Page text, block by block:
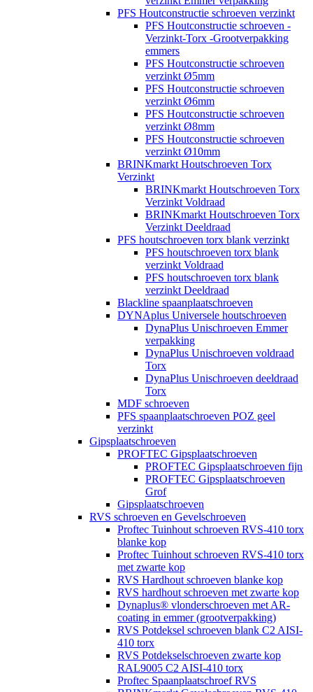
PFS Houtconstructie schroeven verzinkt
PFS Houtconstructie schroeven -
Verzinkt-Torx -Grootverpakking
emmers
PFS Houtconstructie schroeven
verzinkt Ø5mm
PFS Houtconstructie schroeven
verzinkt Ø6mm
PFS Houtconstructie schroeven
verzinkt Ø8mm
PFS Houtconstructie schroeven
verzinkt Ø10mm
BRINKmarkt Houtschroeven Torx
Verzinkt
BRINKmarkt Houtschroeven Torx
Verzinkt Voldraad
BRINKmarkt Houtschroeven Torx
Verzinkt Deeldraad
PFS houtschroeven torx blank verzinkt
PFS houtschroeven torx blank
verzinkt Voldraad
PFS houtschroeven torx blank
verzinkt Deeldraad
Blackline spaanplaatschroeven
DYNAplus Universele houtschroeven
DynaPlus Unischroeven Emmer
verpakking
DynaPlus Unischroeven voldraad
Torx
DynaPlus Unischroeven deeldraad
Torx
MDF schroeven
PFS spaanplaatschroeven POZ geel
verzinkt
Gipsplaatschroeven
PROFTEC Gipsplaatschroeven
PROFTEC Gipsplaatschroeven fijn
PROFTEC Gipsplaatschroeven
Grof
Gipsplaatschroeven
RVS schroeven en Gevelschroeven
Proftec Tuinhout schroeven RVS-410 torx
blanke kop
Proftec Tuinhout schroeven RVS-410 torx
met zwarte kop
RVS Hardhout schroeven blanke kop
RVS hardhout schroeven met zwarte kop
Dynaplus® vlonderschroeven met AR-
coating in emmer (grootverpakking)
RVS Potdeksel schroeven blank C2 AISI-
410 torx
RVS Potdekselschroeven zwarte kop
RAL9005 C2 AISI-410 torx
Proftec Spaanplaatschroef RVS